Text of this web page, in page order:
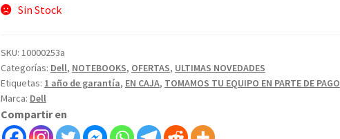
Sin Stock
SKU: 10000253a
Categorías: Dell, NOTEBOOKS, OFERTAS, ULTIMAS NOVEDADES
Etiquetas: 1 año de garantía, EN CAJA, TOMAMOS TU EQUIPO EN PARTE DE PAGO
Marca: Dell
Compartir en